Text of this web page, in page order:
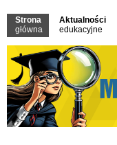
Strona
główna
Aktualności
edukacyjne